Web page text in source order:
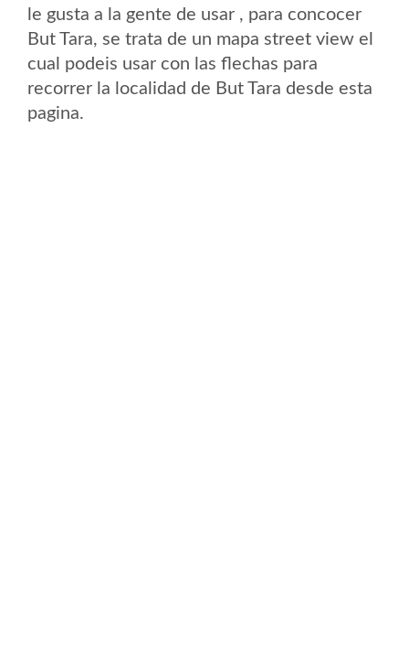
le gusta a la gente de usar , para concocer
But Tara, se trata de un mapa street view el
cual podeis usar con las flechas para
recorrer la localidad de But Tara desde esta
pagina.